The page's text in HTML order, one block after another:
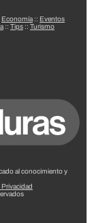
Economía :: Eventos
:: Tips :: Turismo
al conocimiento y
Privacidad